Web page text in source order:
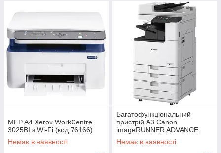
MFP A4 Xerox WorkCentre
3025BI з Wi-Fi (код 76166)
Немає в наявності
Багатофункціональний
пристрій A3 Canon
imageRUNNER ADVANCE
C3326i з Wi-Fi (без
картриджів CMYK C-EXV65)
Немає в наявності